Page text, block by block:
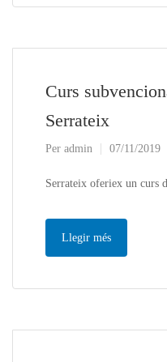
Curs
Serrateix
Per admin 07/11/2019
Serrateix oferiex un curs
Llegir més